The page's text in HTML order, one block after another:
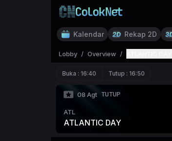
Kalendar Rekap 2D
Lobby / Overview /
Buka : 16:40 Tutup : 16:50
08 Agt TUTUP
ATL
ATLANTIC DAY